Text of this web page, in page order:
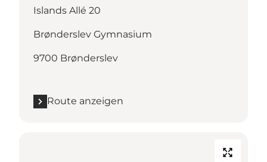
Islands Allé 20
Brønderslev Gymnasium
9700 Brønderslev
Route anzeigen